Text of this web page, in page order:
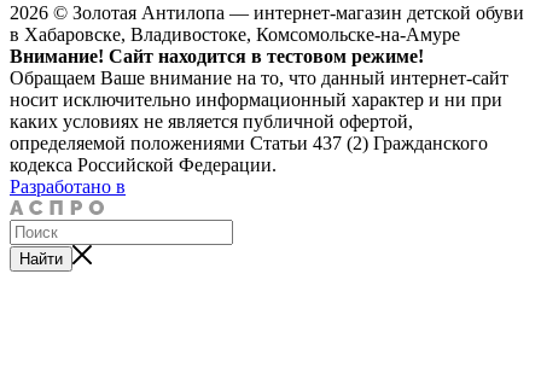
2026 © Золотая Антилопа — интернет-магазин детской обуви
в Хабаровске, Владивостоке, Комсомольске-на-Амуре
Внимание! Сайт находится в тестовом режиме!
Обращаем Ваше внимание на то, что данный интернет-сайт
носит исключительно информационный характер и ни при
каких условиях не является публичной офертой,
определяемой положениями Статьи 437 (2) Гражданского
кодекса Российской Федерации.
Разработано в
Найти